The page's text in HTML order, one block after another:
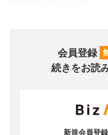
会員登録
続きをお読
新規会員登録